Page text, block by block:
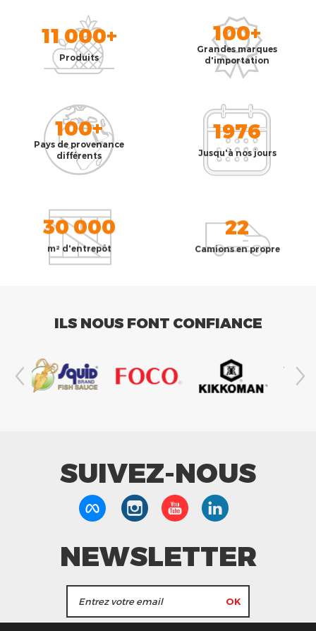
11 000+
Produits
100+
Grandes marques
d'importation
100+
Pays de provenance
différents
1976
Jusqu'à nos jours
30 000
m² d'entrepôt
22
Camions en propre
ILS NOUS FONT CONFIANCE
SUIVEZ-NOUS
NEWSLETTER